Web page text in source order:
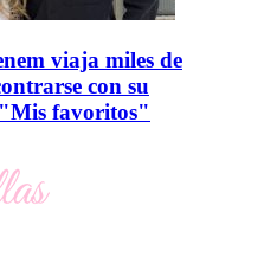
viaja miles de
con su
favoritos"